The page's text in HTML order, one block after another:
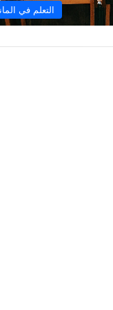
التعلم في